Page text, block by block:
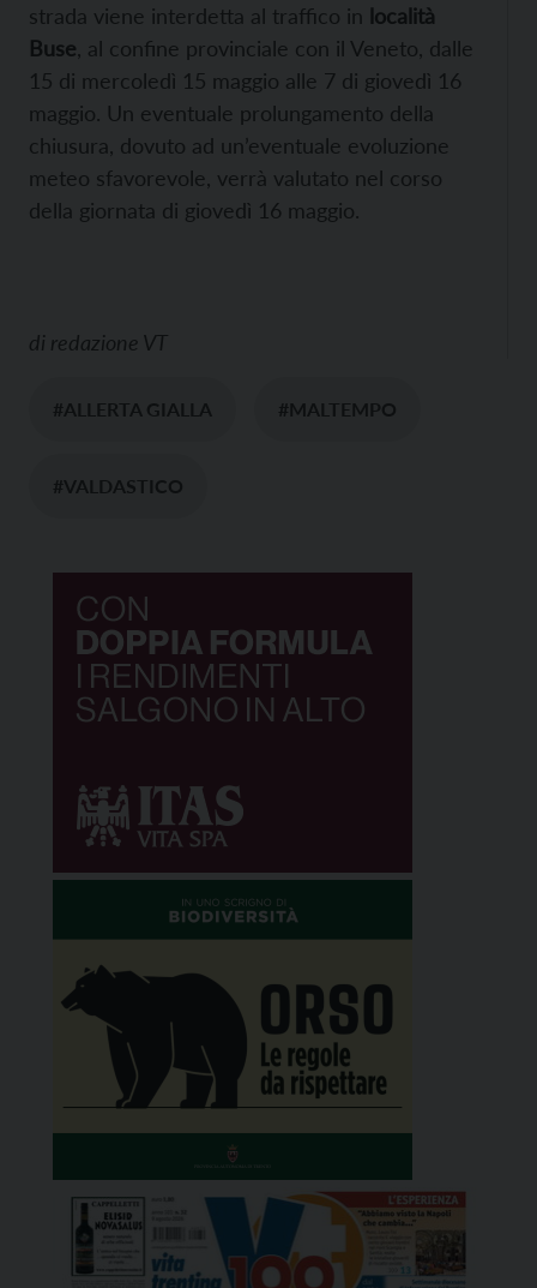
strada viene interdetta al traffico in località
Buse , al confine provinciale con il Veneto, dalle
15 di mercoledì 15 maggio alle 7 di giovedì 16
maggio. Un eventuale prolungamento della
chiusura, dovuto ad un’eventuale evoluzione
meteo sfavorevole, verrà valutato nel corso
della giornata di giovedì 16 maggio.
di redazione VT
#ALLERTA GIALLA #MALTEMPO
#VALDASTICO